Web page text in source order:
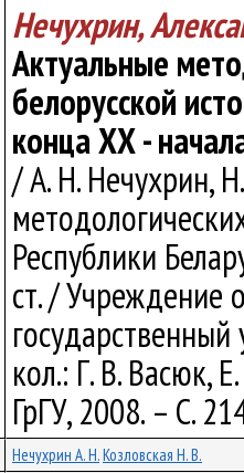
Нечухрин,
Актуальные
белорусской
конца ХХ -
/ А. Н. Нечухрин,
Республики
ст. / Учреждение
кол.: Г. В. Васюк,
ГрГУ, 2008. – С.
Нечухрин А. Н.Козловская Н. В.